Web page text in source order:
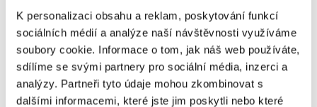
K personalizaci obsahu a reklam, poskytování funkcí
sociálních médií a analýze naší návštěvnosti využíváme
soubory cookie. Informace o tom, jak náš web používáte,
sdílíme se svými partnery pro sociální média, inzerci a
analýzy. Partneři tyto údaje mohou zkombinovat s
dalšími informacemi, které jste jim poskytli nebo které
výšivkou
UPOZORNENIE
- tovar po vytvorení výšivky nie
je možné vymeniť alebo vrátiť! Doba tvorby
výšivky je 10-15 pracovných dní (v čase pred
vianočnými sviatkami sa zdvojnásobí).